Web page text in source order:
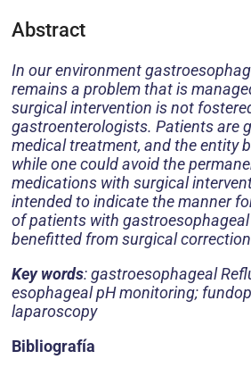
Abstract
In our environment
remains a problem that is
surgical intervention is not
gastroenterologists. Patients are
medical treatment, and the entity
while one could avoid the
medications with surgical
intended to indicate the manner
of patients with
benefitted from surgical
Key words: gastroesophageal
esophageal pH monitoring;
laparoscopy
Bibliografía